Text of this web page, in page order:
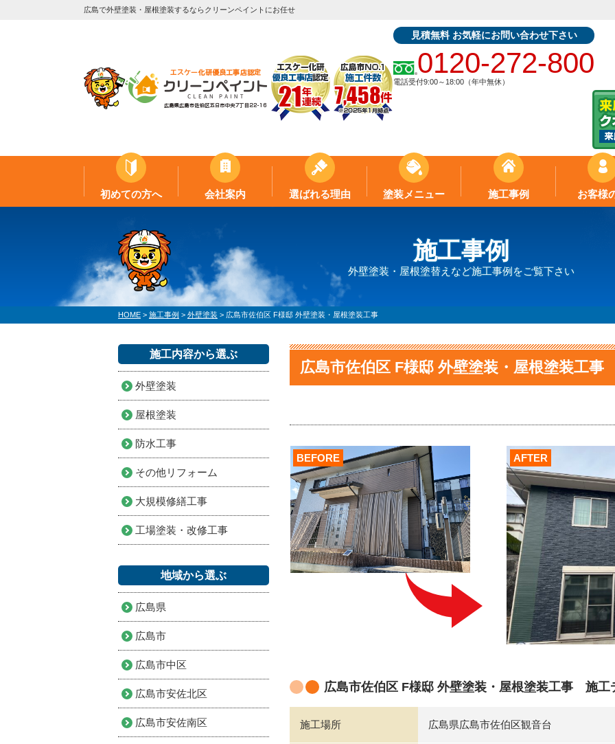
広島で外壁塗装・屋根塗装するならクリーンペイントにお任せ
見積無料 お気軽にお問い合わせ下さい
0120-272-800
電話受付9:00～18:00（年中無休）
初めての方へ 会社案内 選ばれる理由 塗装メニュー 施工事例 お客様
施工事例
外壁塗装・屋根塗替えなど施工事例をご覧下さい
HOME > 施工事例 > 外壁塗装 > 広島市佐伯区 F様邸 外壁塗装・屋根塗装工事
広島市佐伯区 F様邸 外壁塗装・屋根塗装工事
AFTER
BEFORE
広島市佐伯区 F様邸 外壁塗装・屋根塗装工事 施工
施工場所 広島県広島市佐伯区観音台
施工内容から選ぶ
外壁塗装
屋根塗装
防水工事
その他リフォーム
大規模修繕工事
工場塗装・改修工事
地域から選ぶ
広島県
広島市
広島市中区
広島市安佐北区
広島市安佐南区